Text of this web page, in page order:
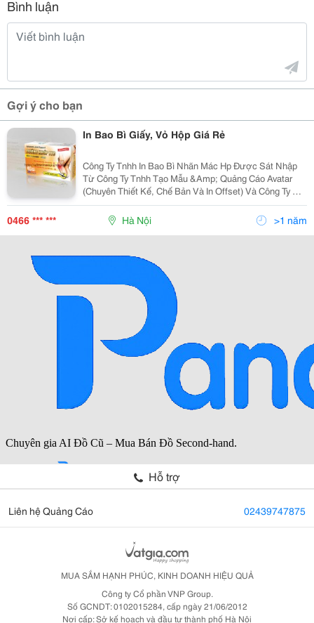
Bình luận
Gợi ý cho bạn
In Bao Bì Giấy, Vỏ Hộp Giá Rẻ
Công Ty Tnhh In Bao Bì Nhãn Mác Hp Được Sát Nhập
Từ Công Ty Tnhh Tạo Mẫu &Amp; Quảng Cáo Avatar
(Chuyên Thiết Kế, Chế Bản Và In Offset) Và Công Ty Cp
In Bắc Việt (Chuyên Nhận Gia Công Và Hoàn Thiện Sản
Phẩm Sau In Offset), Tập Hợp Đội Ngũ Nhân Sự Già
0466 *** *** Hà Nội >1 năm
Hỗ trợ
Liên hệ Quảng Cáo 02439747875
MUA SẮM HẠNH PHÚC, KINH DOANH HIỆU QUẢ
Công ty Cổ phần VNP Group.
Số GCNDT: 0102015284, cấp ngày 21/06/2012
Nơi cấp: Sở kế hoạch và đầu tư thành phố Hà Nội